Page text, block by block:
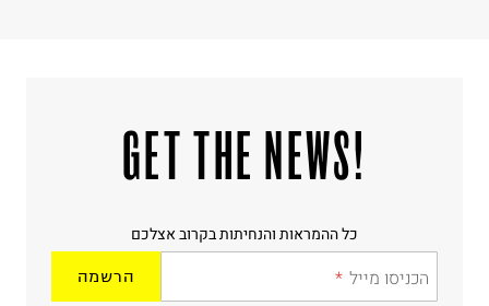
!GET THE NEWS
כל ההמראות והנחיתות בקרוב אצלכם
הכניסו מייל הרשמה